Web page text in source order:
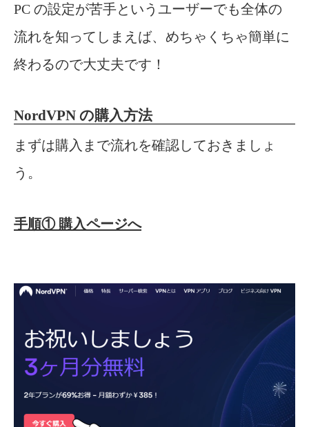
PC の設定が苦手というユーザーでも全体の
流れを知ってしまえば、めちゃくちゃ簡単に
終わるので大丈夫です！
NordVPN の購入方法
まずは購入まで流れを確認しておきましょ
う。
手順① 購入ページへ